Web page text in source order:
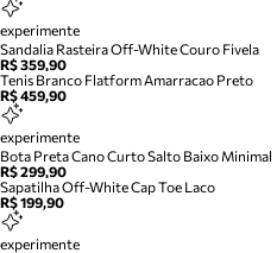
experimente
Sandalia Rasteira Off-White Couro Fivela
R$ 359,90
Tenis Branco Flatform Amarracao Preto
R$ 459,90
experimente
Bota Preta Cano Curto Salto Baixo Minimal
R$ 299,90
Sapatilha Off-White Cap Toe Laco
R$ 199,90
experimente